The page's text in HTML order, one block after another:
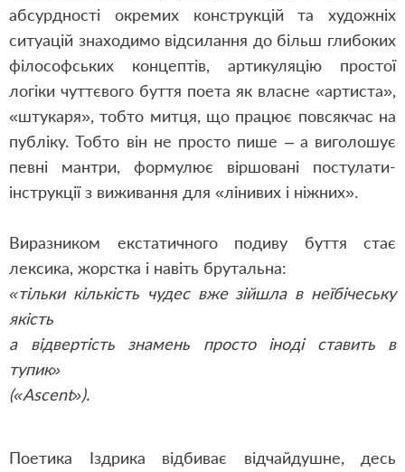
абсурдності окремих конструкцій та художніх
ситуацій знаходимо відсилання до більш глибоких
філософських концептів, артикуляцію простої
логіки чуттєвого буття поета як власне «артиста»,
«штукаря», тобто митця, що працює повсякчас на
публіку. Тобто він не просто пише – а виголошує
певні мантри, формулює віршовані постулати-
інструкції з виживання для «лінивих і ніжних».
Виразником екстатичного подиву буття стає
лексика, жорстка і навіть брутальна:
«тільки кількість чудес вже зійшла в неїбічеську
якість
а відвертість знамень просто іноді ставить в
тупик»
(«Ascent»).
Поетика Іздрика відбиває відчайдушне, десь